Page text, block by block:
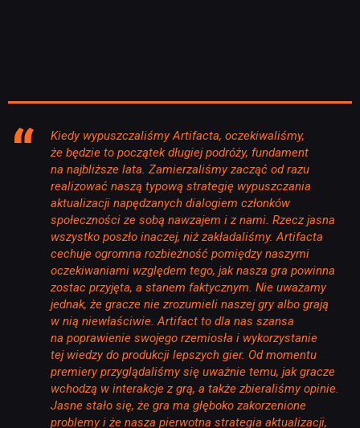
Kiedy wypuszczaliśmy Artifacta, oczekiwaliśmy,
że będzie to początek długiej podróży, fundament
na najbliższe lata. Zamierzaliśmy zacząć od razu
realizować naszą typową strategię wypuszczania
aktualizacji napędzanych dialogiem członków
społeczności ze sobą nawzajem i z nami. Rzecz jasna
wszystko poszło inaczej, niż zakładaliśmy. Artifacta
cechuje ogromna rozbieżność pomiędzy naszymi
oczekiwaniami względem tego, jak nasza gra powinna
zostac przyjęta, a stanem faktycznym. Nie uważamy
jednak, że gracze nie zrozumieli naszej gry albo grają
w nią niewłaściwie. Artifact to dla nas szansa
na poprawienie swojego rzemiosła i wykorzystanie
tej wiedzy do produkcji lepszych gier. Od momentu
premiery przyglądaliśmy się uważnie temu, jak gracze
wchodzą w interakcje z grą, a także zbieraliśmy opinie.
Jasne stało się, że gra ma głęboko zakorzenione
problemy i że nasza pierwotna strategia aktualizacji,